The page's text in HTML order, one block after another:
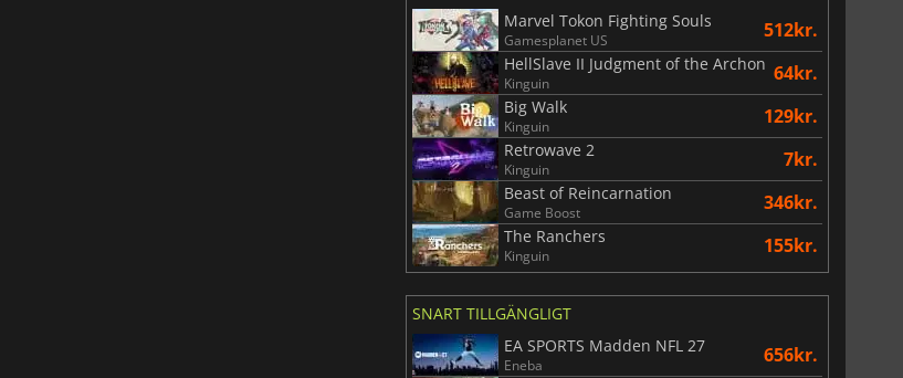
Marvel Tokon Fighting Souls
Gamesplanet US 512kr.
HellSlave II Judgment of the Archon
Kinguin 64kr.
Big Walk
Kinguin 129kr.
Retrowave 2
Kinguin 7kr.
Beast of Reincarnation
Game Boost 346kr.
The Ranchers
Kinguin 155kr.
SNART TILLGÄNGLIGT
EA SPORTS Madden NFL 27
Eneba 656kr.